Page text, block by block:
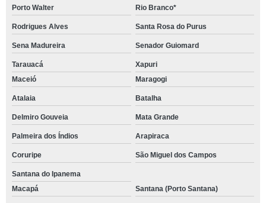
Porto Walter Rio Branco*
Rodrigues Alves Santa Rosa do Purus
Sena Madureira Senador Guiomard
Tarauacá
Xapuri
Maceió
Maragogi
Atalaia Batalha
Delmiro Gouveia Mata Grande
Palmeira dos Índios Arapiraca
Coruripe São Miguel dos Campos
Santana do Ipanema
Macapá
Santana (Porto Santana)